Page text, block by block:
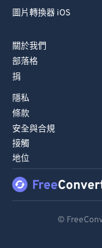
圖片轉換器 iOS
關於我們
部落格
捐
隱私
條款
安全與合規
接觸
地位
©